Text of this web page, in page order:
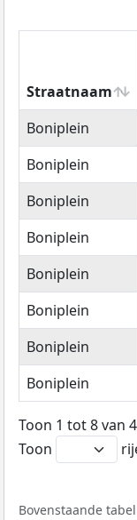
Straatnaam
Straatnaam
Boniplein
Boniplein
Boniplein
Boniplein
Boniplein
Boniplein
Boniplein
Boniplein
Toon 1 tot 8 van
Toon
Bovenstaande